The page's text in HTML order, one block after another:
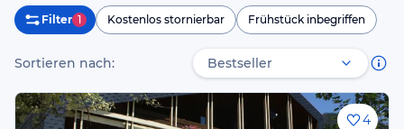
Filter 1 Kostenlos stornierbar Frühstück inbegriffen
Sortieren nach:
4